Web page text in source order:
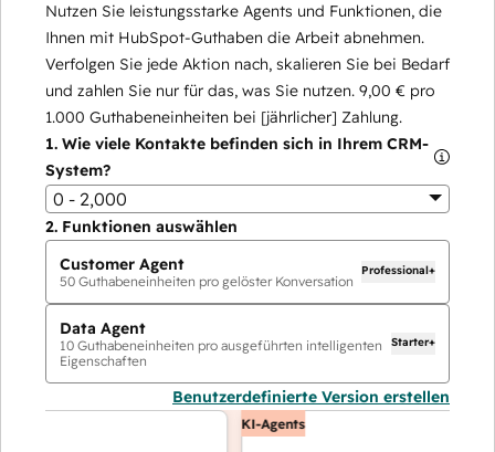
Nutzen Sie leistungsstarke Agents und Funktionen, die
Ihnen mit HubSpot-Guthaben die Arbeit abnehmen.
Verfolgen Sie jede Aktion nach, skalieren Sie bei Bedarf
und zahlen Sie nur für das, was Sie nutzen. 9,00 € pro
1.000 Guthabeneinheiten bei [jährlicher] Zahlung.
1. Wie viele Kontakte befinden sich in Ihrem CRM-
System?
0 - 2,000
2. Funktionen auswählen
Customer Agent
50 Guthabeneinheiten pro gelöster Konversation
Professional+
Data Agent
10 Guthabeneinheiten pro ausgeführten intelligenten
Eigenschaften
Starter+
Benutzerdefinierte Version erstellen
KI-Agents